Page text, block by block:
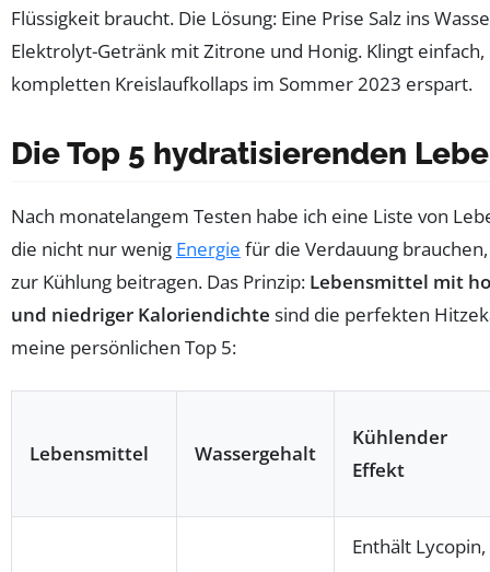
Flüssigkeit braucht. Die Lösung: Eine Prise Salz ins
Elektrolyt-Getränk mit Zitrone und Honig. Klingt
kompletten Kreislaufkollaps im Sommer 2023 erspart.
Die Top 5 hydratisierenden
Nach monatelangem Testen habe ich eine Liste von
die nicht nur wenig Energie für die Verdauung
zur Kühlung beitragen. Das Prinzip: Lebensmittel mit
und niedriger Kaloriendichte sind die perfekten
meine persönlichen Top 5:
Lebensmittel Wassergehalt
Kühlender
Effekt
Enthält Lycopin,